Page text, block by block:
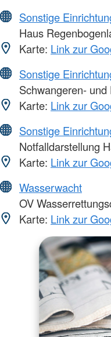
Sonstige
Haus
Karte: Link zur
Sonstige
Schwangeren-
Karte: Link zur
Sonstige
Notfalldarstellung
Karte: Link zur
Wasserwacht
OV
Karte: Link zur